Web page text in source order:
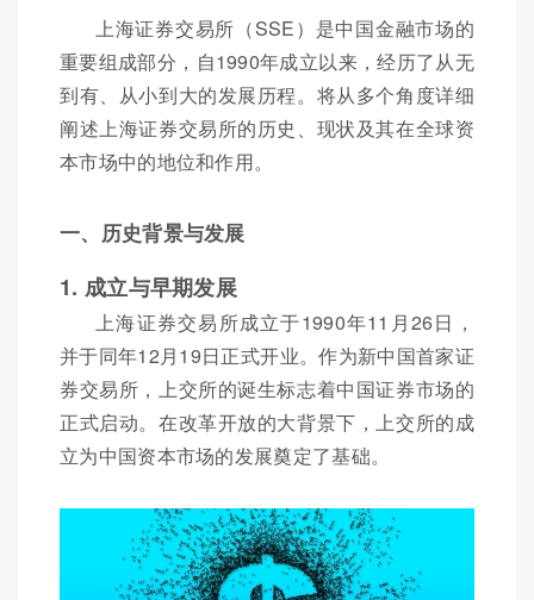
上海证券交易所（SSE）是中国金融市场的
重要组成部分，自1990年成立以来，经历了从无
到有、从小到大的发展历程。将从多个角度详细
阐述上海证券交易所的历史、现状及其在全球资
本市场中的地位和作用。
一、历史背景与发展
1. 成立与早期发展
上海证券交易所成立于1990年11月26日，
并于同年12月19日正式开业。作为新中国首家证
券交易所，上交所的诞生标志着中国证券市场的
正式启动。在改革开放的大背景下，上交所的成
立为中国资本市场的发展奠定了基础。